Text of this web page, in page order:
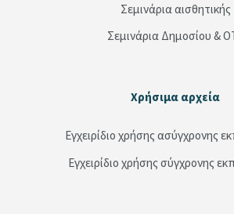
Σεμινάρια αισθητικής
Σεμινάρια Δημοσίου &
Παράλειψη Χρήσιμα αρχείαΧρήσιμα αρχεία
Εγχειρίδιο χρήσης ασύγχρονης
Εγχειρίδιο χρήσης σύγχρονης